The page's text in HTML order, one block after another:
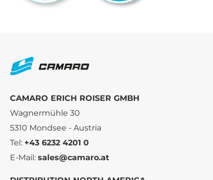
CAMARO ERICH ROISER GMBH
Wagnermühle 30
5310 Mondsee - Austria
Tel: +43 6232 4201 0
E-Mail: sales@camaro.at